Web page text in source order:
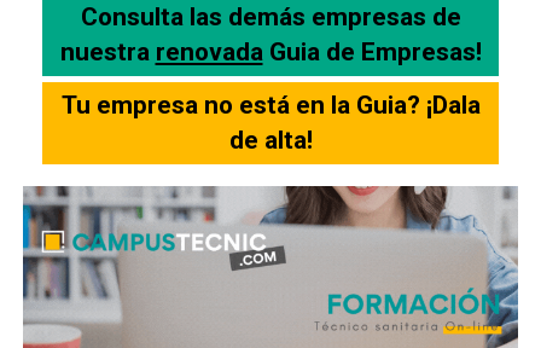
Consulta las demás empresas de
nuestra renovada Guia de Empresas!
Tu empresa no está en la Guia? ¡Dala
de alta!